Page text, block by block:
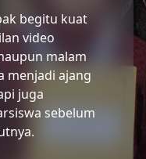
begitu kuat
video
malam
menjadi ajang
juga
sebelum